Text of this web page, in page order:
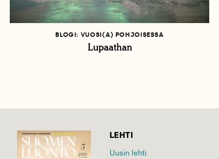
BLOGI: VUOSI(A) POHJOISESSA
Lupaathan
LEHTI
Uusin lehti